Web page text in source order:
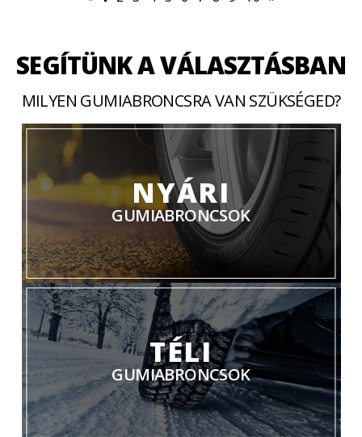
SEGÍTÜNK A VÁLASZTÁSBAN
MILYEN GUMIABRONCSRA VAN SZÜKSÉGED?
NYÁRI
GUMIABRONCSOK
TÉLI
GUMIABRONCSOK